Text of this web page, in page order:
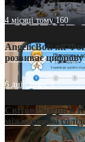
4 місяці тому160
AngelicBot: як
розвиває цифрову
6 днів тому9
Світові лідери в
міжнародної